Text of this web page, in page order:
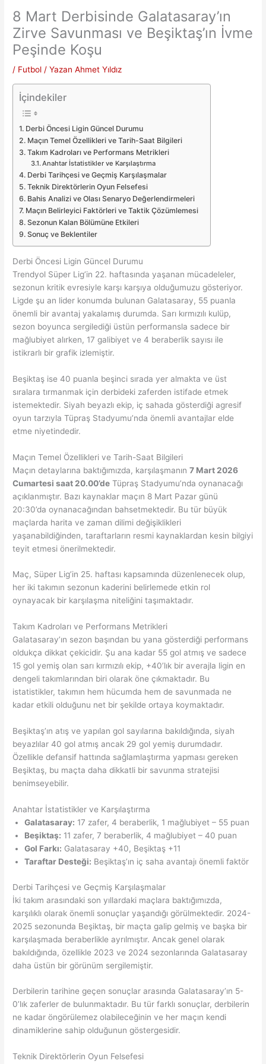
8 Mart Derbisinde Galatasaray’ın
Zirve Savunması ve Beşiktaş’ın İvme
Peşinde Koşu
/ Futbol / Yazan Ahmet Yıldız
İçindekiler
Derbi Öncesi Ligin Güncel Durumu
Maçın Temel Özellikleri ve Tarih-Saat Bilgileri
Takım Kadroları ve Performans Metrikleri
Anahtar İstatistikler ve Karşılaştırma
Derbi Tarihçesi ve Geçmiş Karşılaşmalar
Teknik Direktörlerin Oyun Felsefesi
Bahis Analizi ve Olası Senaryo Değerlendirmeleri
Maçın Belirleyici Faktörleri ve Taktik Çözümlemesi
Sezonun Kalan Bölümüne Etkileri
Sonuç ve Beklentiler
Derbi Öncesi Ligin Güncel Durumu
Trendyol Süper Lig’in 22. haftasında yaşanan mücadeleler,
sezonun kritik evresiyle karşı karşıya olduğumuzu gösteriyor.
Ligde şu an lider konumda bulunan Galatasaray, 55 puanla
önemli bir avantaj yakalamış durumda. Sarı kırmızılı kulüp,
sezon boyunca sergilediği üstün performansla sadece bir
mağlubiyet alırken, 17 galibiyet ve 4 beraberlik sayısı ile
istikrarlı bir grafik izlemiştir.
Beşiktaş ise 40 puanla beşinci sırada yer almakta ve üst
sıralara tırmanmak için derbideki zaferden istifade etmek
istemektedir. Siyah beyazlı ekip, iç sahada gösterdiği agresif
oyun tarzıyla Tüpraş Stadyumu’nda önemli avantajlar elde
etme niyetindedir.
Maçın Temel Özellikleri ve Tarih-Saat Bilgileri
Maçın detaylarına baktığımızda, karşılaşmanın7 Mart 2026
Cumartesi saat 20.00’de Tüpraş Stadyumu’nda oynanacağı
açıklanmıştır. Bazı kaynaklar maçın 8 Mart Pazar günü
20:30’da oynanacağından bahsetmektedir. Bu tür büyük
maçlarda harita ve zaman dilimi değişiklikleri
yaşanabildiğinden, taraftarların resmi kaynaklardan kesin bilgiyi
teyit etmesi önerilmektedir.
Maç, Süper Lig’in 25. haftası kapsamında düzenlenecek olup,
her iki takımın sezonun kaderini belirlemede etkin rol
oynayacak bir karşılaşma niteliğini taşımaktadır.
Takım Kadroları ve Performans Metrikleri
Galatasaray’ın sezon başından bu yana gösterdiği performans
oldukça dikkat çekicidir. Şu ana kadar 55 gol atmış ve sadece
15 gol yemiş olan sarı kırmızılı ekip, +40’lık bir averajla ligin en
dengeli takımlarından biri olarak öne çıkmaktadır. Bu
istatistikler, takımın hem hücumda hem de savunmada ne
kadar etkili olduğunu net bir şekilde ortaya koymaktadır.
Beşiktaş’ın atış ve yapılan gol sayılarına bakıldığında, siyah
beyazlılar 40 gol atmış ancak 29 gol yemiş durumdadır.
Özellikle defansif hattında sağlamlaştırma yapması gereken
Beşiktaş, bu maçta daha dikkatli bir savunma stratejisi
benimseyebilir.
Anahtar İstatistikler ve Karşılaştırma
Galatasaray: 17 zafer, 4 beraberlik, 1 mağlubiyet – 55 puan
Beşiktaş: 11 zafer, 7 beraberlik, 4 mağlubiyet – 40 puan
Gol Farkı: Galatasaray +40, Beşiktaş +11
Taraftar Desteği: Beşiktaş’ın iç saha avantajı önemli faktör
Derbi Tarihçesi ve Geçmiş Karşılaşmalar
İki takım arasındaki son yıllardaki maçlara baktığımızda,
karşılıklı olarak önemli sonuçlar yaşandığı görülmektedir. 2024-
2025 sezonunda Beşiktaş, bir maçta galip gelmiş ve başka bir
karşılaşmada beraberlikle ayrılmıştır. Ancak genel olarak
bakıldığında, özellikle 2023 ve 2024 sezonlarında Galatasaray
daha üstün bir görünüm sergilemiştir.
Derbilerin tarihine geçen sonuçlar arasında Galatasaray’ın 5-
0’lık zaferler de bulunmaktadır. Bu tür farklı sonuçlar, derbilerin
ne kadar öngörülemez olabileceğinin ve her maçın kendi
dinamiklerine sahip olduğunun göstergesidir.
Teknik Direktörlerin Oyun Felsefesi